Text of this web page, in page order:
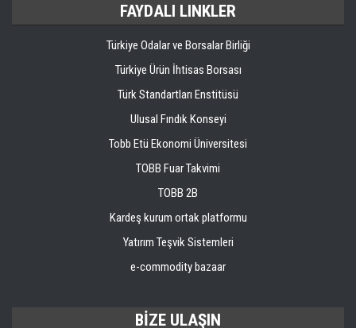
FAYDALI LINKLER
Türkiye Odalar ve Borsalar Birliği
Türkiye Ürün İhtisas Borsası
Türk Standartları Enstitüsü
Ulusal Fındık Konseyi
Tobb Etü Ekonomi Üniversitesi
TOBB Fuar Takvimi
TOBB 2B
Kardeş kurum ortak platformu
Yatırım Teşvik Sistemleri
e-commodity bazaar
BİZE ULAŞIN